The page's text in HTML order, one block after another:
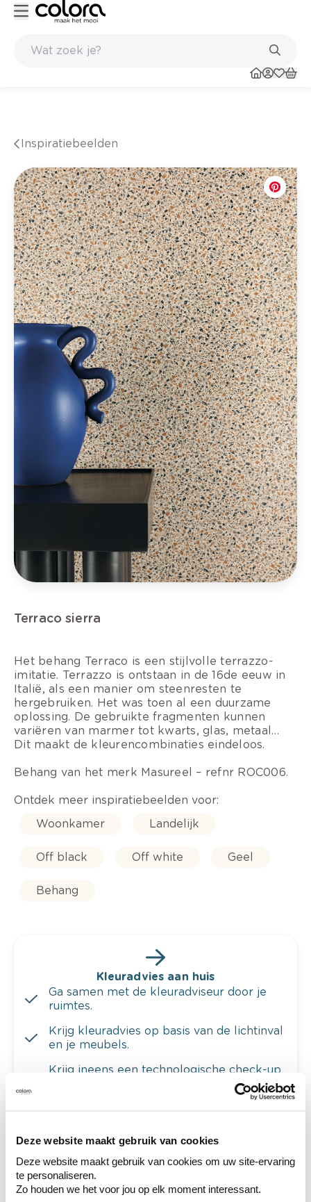
Deze website maakt gebruik van cookies
Deze website maakt gebruik van cookies om uw site-ervaring
te personaliseren.
Zo houden we het voor jou op elk moment interessant.
Inspiratiebeelden
Terraco sierra
Het behang Terraco is een stijlvolle terrazzo-
imitatie. Terrazzo is ontstaan in de 16de eeuw in
Italië, als een manier om steenresten te
hergebruiken. Het was toen al een duurzame
oplossing. De gebruikte fragmenten kunnen
variëren van marmer tot kwarts, glas, metaal…
Dit maakt de kleurencombinaties eindeloos.
Behang van het merk Masureel – refnr ROC006.
Ontdek meer inspiratiebeelden voor:
Woonkamer
Landelijk
Off black Off white Geel
Behang
Kleuradvies aan huis
Ga samen met de kleuradviseur door je
ruimtes.
Krijg kleuradvies op basis van de lichtinval
en je meubels.
Krijg ineens een technologische check-up
Bekijk je kleur in de winkel
Ontdek er kleurechte stalen van je
kleurenselectie.